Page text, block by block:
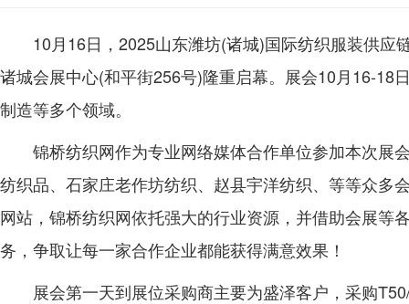
10月16日，2025山东潍坊(诸城)国际纺织服装供
诸城会展中心(和平街256号)隆重启幕。展会10月16-18
制造等多个领域。
锦桥纺织网作为专业网络媒体合作单位参加本次展
纺织品、石家庄老作坊纺织、赵县宇洋纺织、等等众多
网站，锦桥纺织网依托强大的行业资源，并借助会展等
务，争取让每一家合作企业都能获得满意效果！
展会第一天到展位采购商主要为盛泽客户，采购